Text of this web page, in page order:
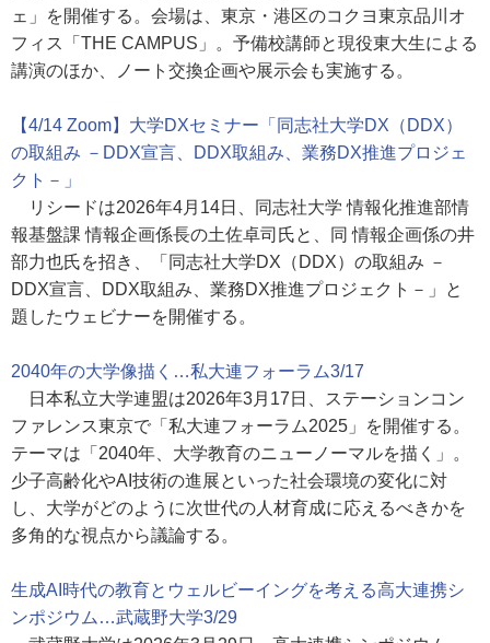
ェ」を開催する。会場は、東京・港区のコクヨ東京品川オ
フィス「THE CAMPUS」。予備校講師と現役東大生による
講演のほか、ノート交換企画や展示会も実施する。
【4/14 Zoom】大学DXセミナー「同志社大学DX（DDX）
の取組み －DDX宣言、DDX取組み、業務DX推進プロジェ
クト－」
リシードは2026年4月14日、同志社大学 情報化推進部情
報基盤課 情報企画係長の土佐卓司氏と、同 情報企画係の井
部力也氏を招き、「同志社大学DX（DDX）の取組み －
DDX宣言、DDX取組み、業務DX推進プロジェクト－」と
題したウェビナーを開催する。
2040年の大学像描く…私大連フォーラム3/17
日本私立大学連盟は2026年3月17日、ステーションコン
ファレンス東京で「私大連フォーラム2025」を開催する。
テーマは「2040年、大学教育のニューノーマルを描く」。
少子高齢化やAI技術の進展といった社会環境の変化に対
し、大学がどのように次世代の人材育成に応えるべきかを
多角的な視点から議論する。
生成AI時代の教育とウェルビーイングを考える高大連携シ
ンポジウム…武蔵野大学3/29